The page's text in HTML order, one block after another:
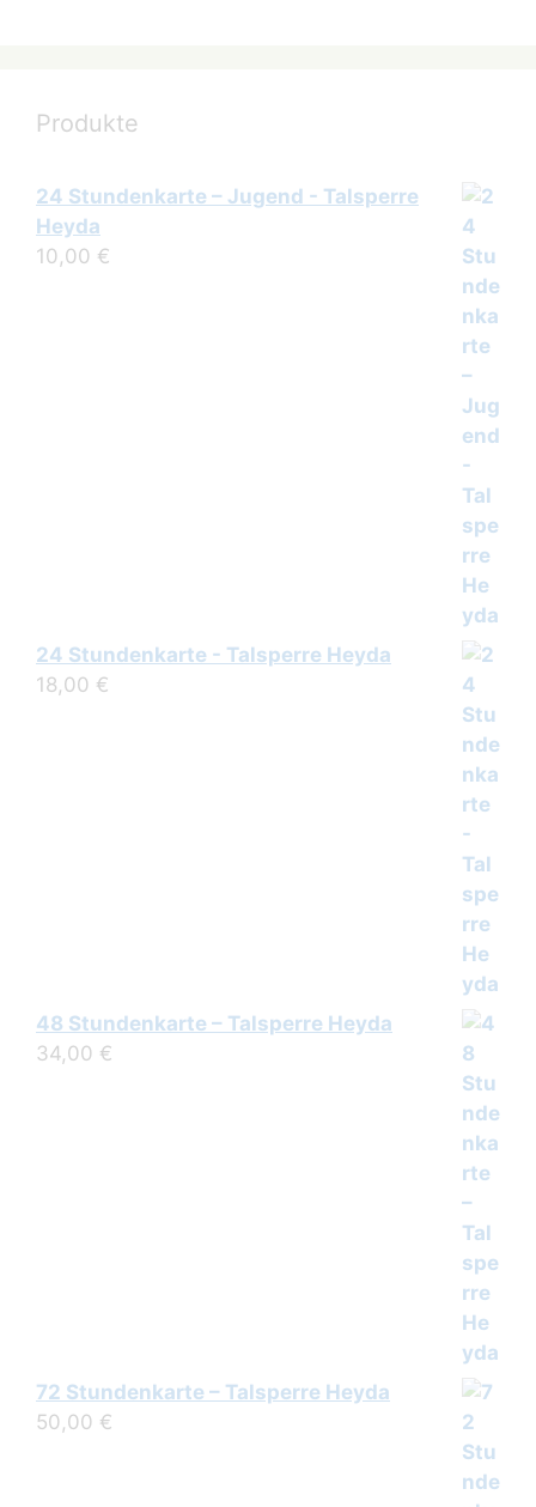
Produkte
24 Stundenkarte – Jugend - Talsperre
Heyda
10,00 €
24 Stundenkarte - Talsperre Heyda
18,00 €
48 Stundenkarte – Talsperre Heyda
34,00 €
72 Stundenkarte – Talsperre Heyda
50,00 €